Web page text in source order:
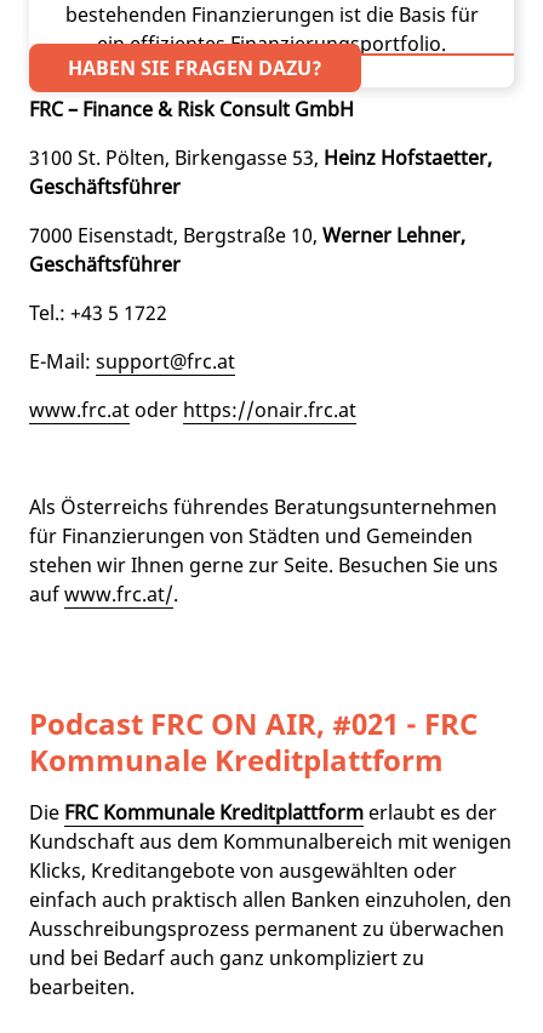
bestehenden Finanzierungen ist die Basis für
ein effizientes Finanzierungsportfolio.
HABEN SIE FRAGEN DAZU?
FRC – Finance & Risk Consult GmbH
3100 St. Pölten, Birkengasse 53, Heinz Hofstaetter,
Geschäftsführer
7000 Eisenstadt, Bergstraße 10, Werner Lehner,
Geschäftsführer
Tel.: +43 5 1722
E-Mail: support@frc.at
www.frc.at oder https://onair.frc.at
Als Österreichs führendes Beratungsunternehmen
für Finanzierungen von Städten und Gemeinden
stehen wir Ihnen gerne zur Seite. Besuchen Sie uns
aufwww.frc.at/.
Podcast FRC ON AIR, #021 - FRC
Kommunale Kreditplattform
Die FRC Kommunale Kreditplattform erlaubt es der
Kundschaft aus dem Kommunalbereich mit wenigen
Klicks, Kreditangebote von ausgewählten oder
einfach auch praktisch allen Banken einzuholen, den
Ausschreibungsprozess permanent zu überwachen
und bei Bedarf auch ganz unkompliziert zu
bearbeiten.